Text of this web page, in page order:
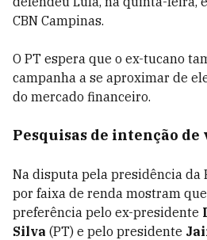
CBN Campinas.
O PT espera que o ex-tucano
campanha a se aproximar de
do mercado financeiro.
Pesquisas de intenção de
Na disputa pela presidência da
por faixa de renda mostram
preferência pelo ex-presidente
Silva (PT) e pelo presidente